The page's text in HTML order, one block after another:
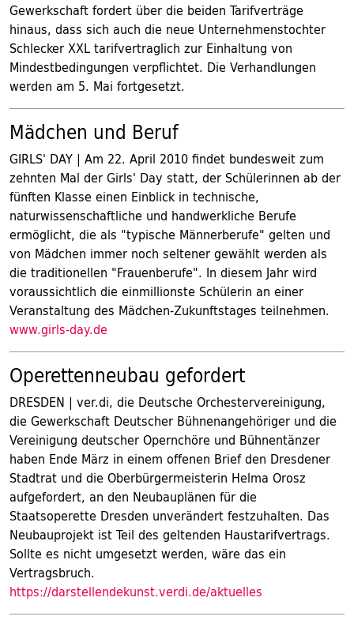
Gewerkschaft fordert über die beiden Tarifverträge
hinaus, dass sich auch die neue Unternehmenstochter
Schlecker XXL tarifvertraglich zur Einhaltung von
Mindestbedingungen verpflichtet. Die Verhandlungen
werden am 5. Mai fortgesetzt.
Mädchen und Beruf
GIRLS' DAY | Am 22. April 2010 findet bundesweit zum
zehnten Mal der Girls' Day statt, der Schülerinnen ab der
fünften Klasse einen Einblick in technische,
naturwissenschaftliche und handwerkliche Berufe
ermöglicht, die als "typische Männerberufe" gelten und
von Mädchen immer noch seltener gewählt werden als
die traditionellen "Frauenberufe". In diesem Jahr wird
voraussichtlich die einmillionste Schülerin an einer
Veranstaltung des Mädchen-Zukunftstages teilnehmen.
www.girls-day.de
Operettenneubau gefordert
DRESDEN | ver.di, die Deutsche Orchestervereinigung,
die Gewerkschaft Deutscher Bühnenangehöriger und die
Vereinigung deutscher Opernchöre und Bühnentänzer
haben Ende März in einem offenen Brief den Dresdener
Stadtrat und die Oberbürgermeisterin Helma Orosz
aufgefordert, an den Neubauplänen für die
Staatsoperette Dresden unverändert festzuhalten. Das
Neubauprojekt ist Teil des geltenden Haustarifvertrags.
Sollte es nicht umgesetzt werden, wäre das ein
Vertragsbruch.
https://darstellendekunst.verdi.de/aktuelles